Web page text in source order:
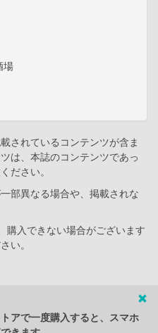
場
されているコンテンツが含ま
は、本誌のコンテンツであっ
ださい。
部異なる場合や、掲載されな
入できない場合がございます
い。
アで一度購入すると、スマホ